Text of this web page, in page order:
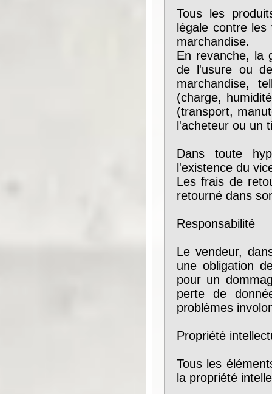
Tous les
légale contre
marchandise.
En revanche, la
de l'usure ou
marchandise,
(charge,
(transport,
l'acheteur ou un
Dans toute
l'existence du
Les frais de
retourné dans
Responsabilité
Le vendeur,
une obligation
pour un
perte de
problèmes
Propriété
Tous les
la propriété